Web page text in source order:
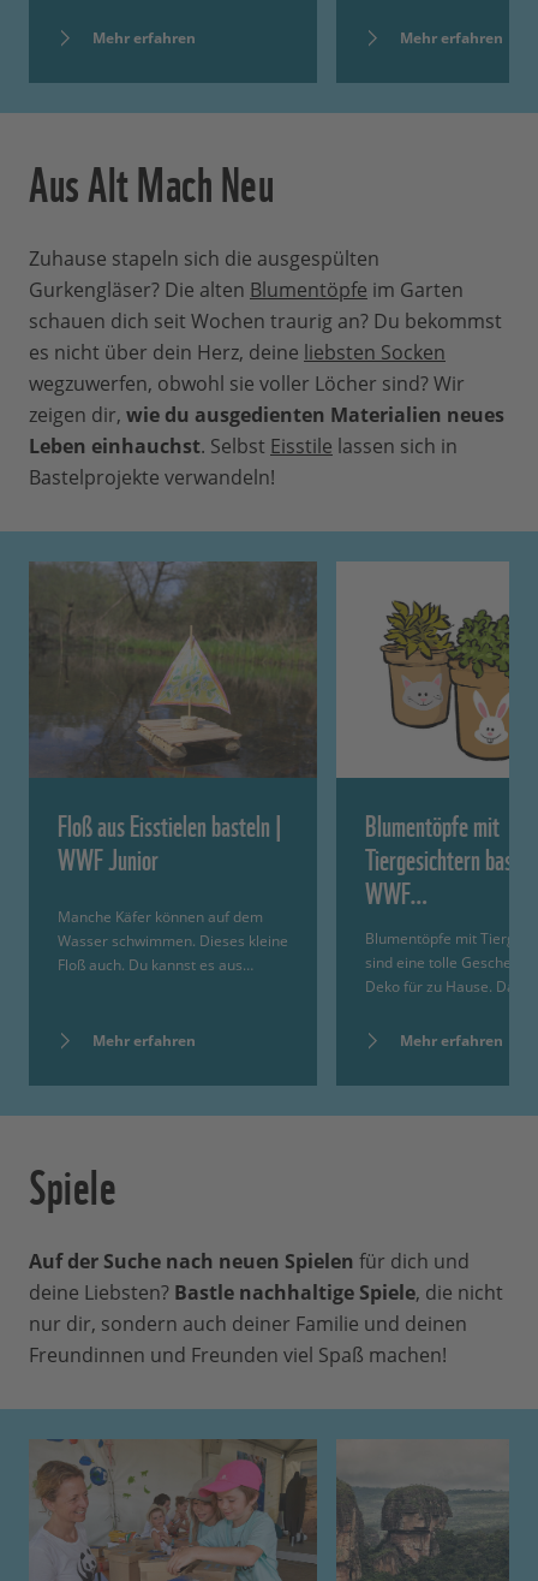
Mehr erfahren Mehr erfahren
Aus Alt Mach Neu
Zuhause stapeln sich die ausgespülten
Gurkengläser? Die alten Blumentöpfe im Garten
schauen dich seit Wochen traurig an? Du bekommst
es nicht über dein Herz, deine liebsten Socken
wegzuwerfen, obwohl sie voller Löcher sind? Wir
zeigen dir, wie du ausgedienten Materialien neues
Leben einhauchst. Selbst Eisstile lassen sich in
Bastelprojekte verwandeln!
Floß aus Eisstielen basteln |
WWF Junior
Manche Käfer können auf dem
Wasser schwimmen. Dieses kleine
Floß auch. Du kannst es aus…
Mehr erfahren
Blumentöpfe mit
Tiergesichtern
WWF…
Blumentöpfe mit
sind eine tolle
Deko für zu Hause. Das…
Mehr erfahren
Spiele
Auf der Suche nach neuen Spielen für dich und
deine Liebsten? Bastle nachhaltige Spiele, die nicht
nur dir, sondern auch deiner Familie und deinen
Freundinnen und Freunden viel Spaß machen!